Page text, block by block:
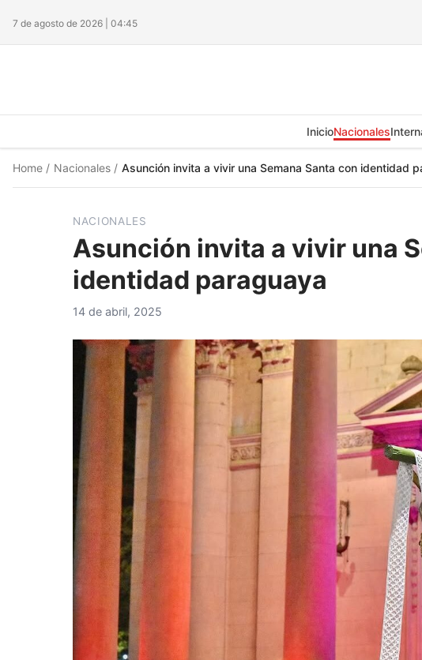
7 de agosto de 2026 | 04:45
InicioNacionales
Home / Nacionales / Asunción invita a vivir una Semana Santa con identidad
NACIONALES
Asunción invita a vivir una
identidad paraguaya
14 de abril, 2025